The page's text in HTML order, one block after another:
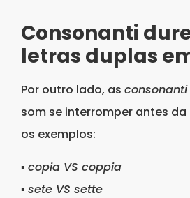
Consonanti
letras duplas
Por outro lado, as
som se interromper antes
os exemplos:
▪ copia VS coppia
▪ sete VS sette